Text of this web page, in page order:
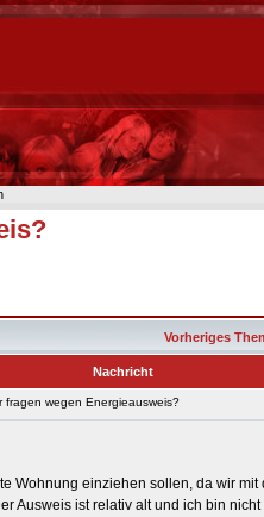
Vorheriges
Nachricht
fragen wegen Energieausweis?
Wohnung einziehen sollen, da wir
Ausweis ist relativ alt und ich bin